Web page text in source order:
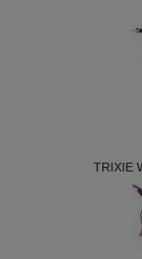
TRIXIE